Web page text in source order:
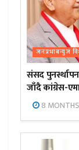
जनप्रभाबन्युज
संसद
जाँदै कांग्रेस-
8